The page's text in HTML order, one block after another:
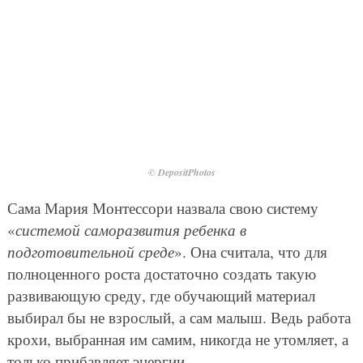
© DepositPhotos
Сама Мария Монтессори назвала свою систему
«системой саморазвития ребенка в
подготовительной среде». Она считала, что для
полноценного роста достаточно создать такую
развивающую среду, где обучающий материал
выбирал бы не взрослый, а сам малыш. Ведь работа
крохи, выбранная им самим, никогда не утомляет, а